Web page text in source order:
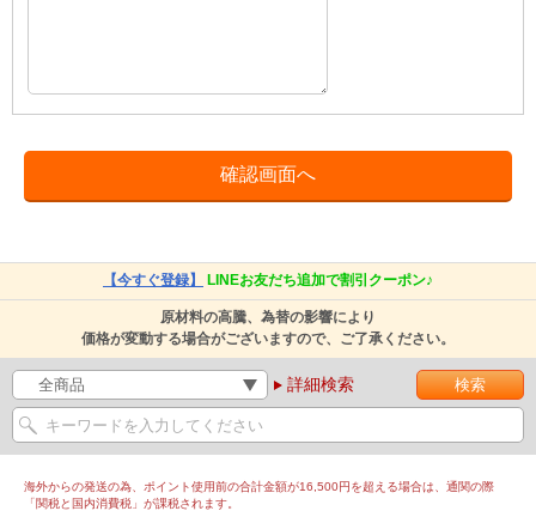
【今すぐ登録】 LINEお友だち追加で割引クーポン♪
原材料の高騰、為替の影響により
価格が変動する場合がございますので、ご了承ください。
詳細検索
海外からの発送の為、ポイント使用前の合計金額が16,500円を超える場合は、通関の際
「関税と国内消費税」が課税されます。